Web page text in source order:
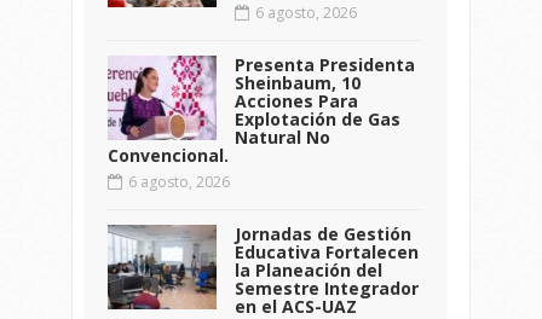
6 agosto, 2026
Presenta Presidenta
Sheinbaum, 10
Acciones Para
Explotación de Gas
Natural No
Convencional.
6 agosto, 2026
Jornadas de Gestión
Educativa Fortalecen
la Planeación del
Semestre Integrador
en el ACS-UAZ